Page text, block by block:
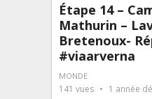
Étape 14 –
Mathurin –
Bretenoux-
#viaarverna
MONDE
141 vues 1 année